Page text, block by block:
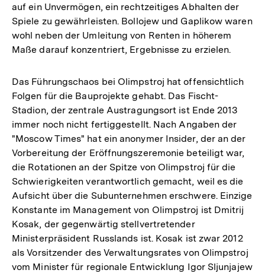
auf ein Unvermögen, ein rechtzeitiges Abhalten der
Spiele zu gewährleisten. Bollojew und Gaplikow waren
wohl neben der Umleitung von Renten in höherem
Maße darauf konzentriert, Ergebnisse zu erzielen.
Das Führungschaos bei Olimpstroj hat offensichtlich
Folgen für die Bauprojekte gehabt. Das Fischt-
Stadion, der zentrale Austragungsort ist Ende 2013
immer noch nicht fertiggestellt. Nach Angaben der
"Moscow Times" hat ein anonymer Insider, der an der
Vorbereitung der Eröffnungszeremonie beteiligt war,
die Rotationen an der Spitze von Olimpstroj für die
Schwierigkeiten verantwortlich gemacht, weil es die
Aufsicht über die Subunternehmen erschwere. Einzige
Konstante im Management von Olimpstroj ist Dmitrij
Kosak, der gegenwärtig stellvertretender
Ministerpräsident Russlands ist. Kosak ist zwar 2012
als Vorsitzender des Verwaltungsrates von Olimpstroj
vom Minister für regionale Entwicklung Igor Sljunjajew